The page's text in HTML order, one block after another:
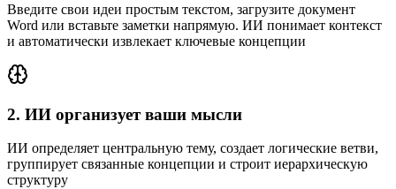
Введите свои идеи простым текстом, загрузите документ
Word или вставьте заметки напрямую. ИИ понимает контекст
и автоматически извлекает ключевые концепции
2. ИИ организует ваши мысли
ИИ определяет центральную тему, создает логические ветви,
группирует связанные концепции и строит иерархическую
структуру